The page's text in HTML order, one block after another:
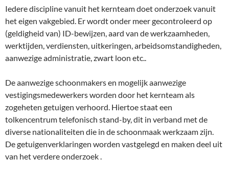
Iedere discipline vanuit het kernteam doet onderzoek vanuit
het eigen vakgebied. Er wordt onder meer gecontroleerd op
(geldigheid van) ID-bewijzen, aard van de werkzaamheden,
werktijden, verdiensten, uitkeringen, arbeidsomstandigheden,
aanwezige administratie, zwart loon etc..
De aanwezige schoonmakers en mogelijk aanwezige
vestigingsmedewerkers worden door het kernteam als
zogeheten getuigen verhoord. Hiertoe staat een
tolkencentrum telefonisch stand-by, dit in verband met de
diverse nationaliteiten die in de schoonmaak werkzaam zijn.
De getuigenverklaringen worden vastgelegd en maken deel uit
van het verdere onderzoek .